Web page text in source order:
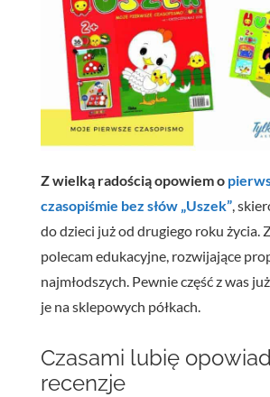
Z wielką radością opowiem o
czasopiśmie bez słów „Uszek”,
do dzieci już od drugiego roku życia.
polecam edukacyjne, rozwijające
najmłodszych. Pewnie część z was
je na sklepowych półkach.
Czasami lubię
recenzje